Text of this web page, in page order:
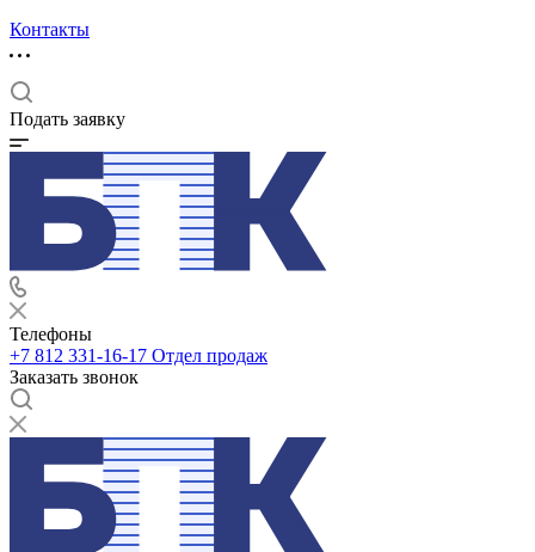
Контакты
Подать заявку
Телефоны
+7 812 331-16-17 Отдел продаж
Заказать звонок